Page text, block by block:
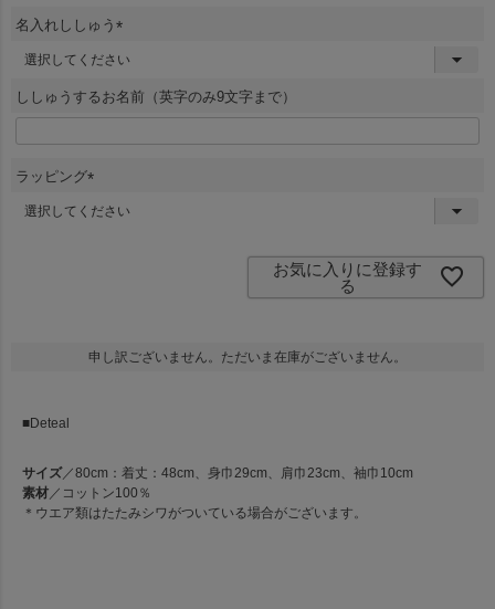
名入れししゅう
須
)
ししゅうするお名前（英字のみ9文字まで）
ラッピング
必
お気に入りに登録す
る
申し訳ございません。ただいま在庫がございません。
■Deteal
サイズ／80cm：着丈：48cm、身巾29cm、肩巾23cm、袖巾10cm
素材 ／コットン100％
＊ウエア類はたたみシワがついている場合がございます。